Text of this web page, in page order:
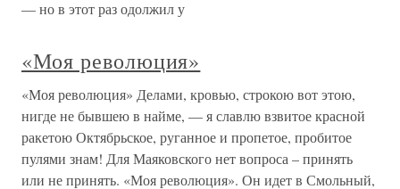
— но в этот раз одолжил у
«Моя революция»
«Моя революция» Делами, кровью, строкою вот этою,
нигде не бывшею в найме, — я славлю взвитое красной
ракетою Октябрьское, руганное и пропетое, пробитое
пулями знам! Для Маяковского нет вопроса – принять
или не принять. «Моя революция». Он идет в Смольный,